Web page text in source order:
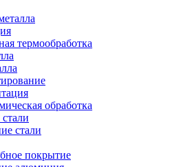
термообработка
обработка
стали
покрытие